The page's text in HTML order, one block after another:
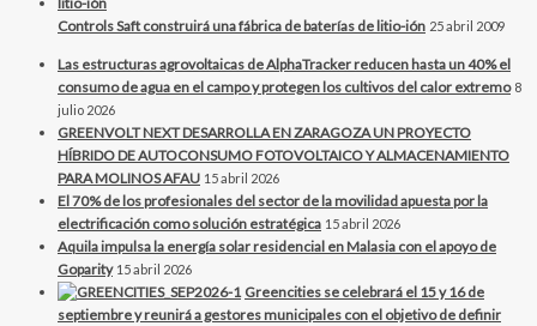
Controls Saft construirá una fábrica de baterías de litio-ión 25 abril 2009
Las estructuras agrovoltaicas de AlphaTracker reducen hasta un 40% el
consumo de agua en el campo y protegen los cultivos del calor extremo 8
julio 2026
GREENVOLT NEXT DESARROLLA EN ZARAGOZA UN PROYECTO
HÍBRIDO DE AUTOCONSUMO FOTOVOLTAICO Y ALMACENAMIENTO
PARA MOLINOS AFAU 15 abril 2026
El 70% de los profesionales del sector de la movilidad apuesta por la
electrificación como solución estratégica 15 abril 2026
Aquila impulsa la energía solar residencial en Malasia con el apoyo de
Goparity 15 abril 2026
Greencities se celebrará el 15 y 16 de
septiembre y reunirá a gestores municipales con el objetivo de definir